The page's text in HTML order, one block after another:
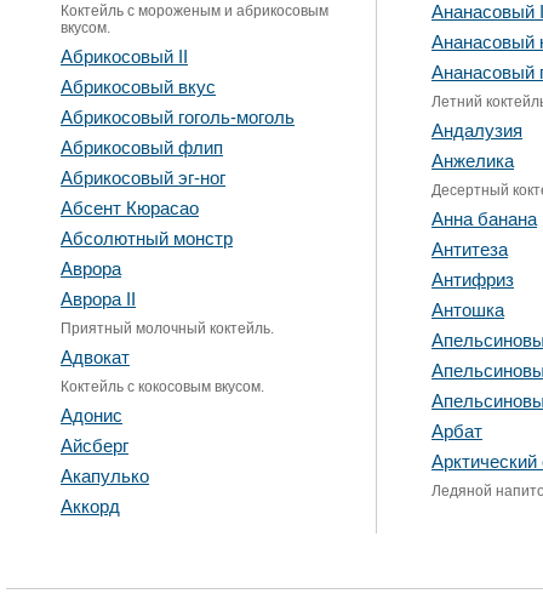
Коктейль с мороженым и абрикосовым
вкусом.
Абрикосовый II
Абрикосовый вкус
Абрикосовый гоголь-моголь
Абрикосовый флип
Абрикосовый эг-ног
Абсент Кюрасао
Абсолютный монстр
Аврора
Аврора II
Приятный молочный коктейль.
Адвокат
Коктейль с кокосовым вкусом.
Адонис
Айсберг
Акапулько
Аккорд
Ананасовый
Ананасовый
Ананасовый
Летний
Андалузия
Анжелика
Десертный
Анна банана
Антитеза
Антифриз
Антошка
Арбат
Арктический
Ледяной